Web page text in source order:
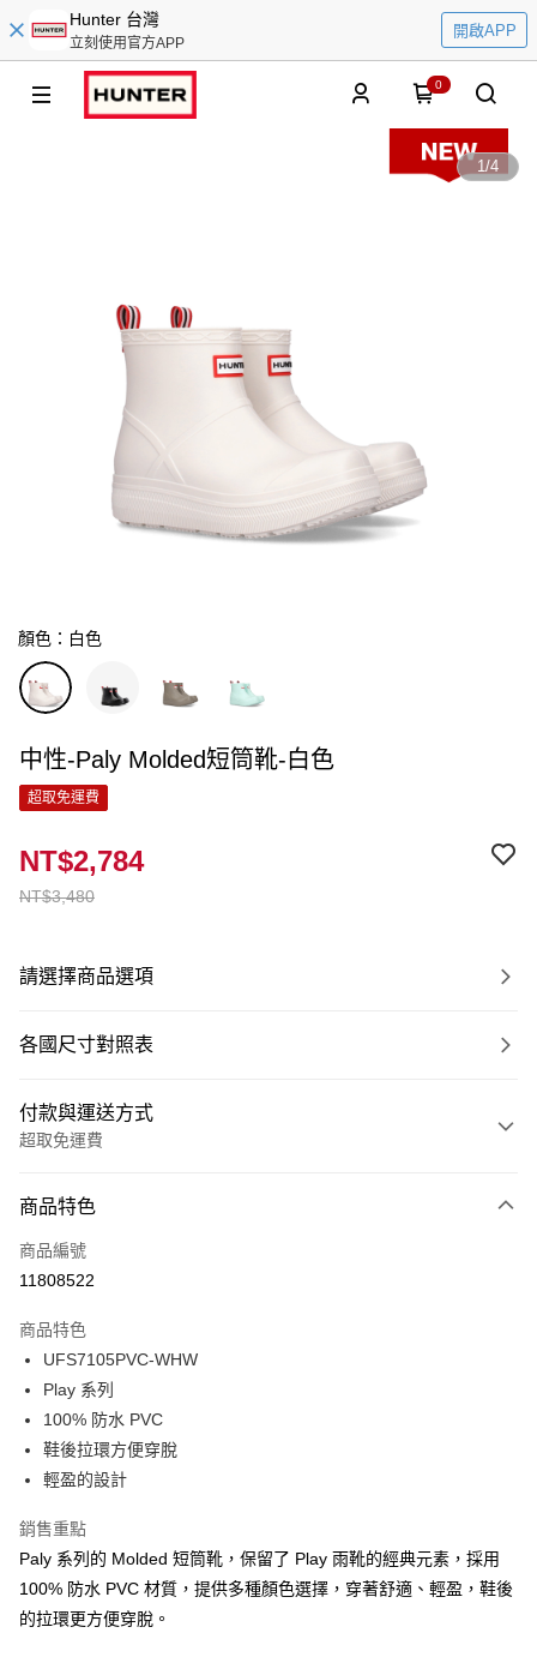
Hunter 台灣
立刻使用官方APP
開啟APP
0
1/4
顏色：白色
中性-Paly Molded短筒靴-白色
超取免運費
NT$3,480
NT$2,784
請選擇商品選項
各國尺寸對照表
付款與運送方式
超取免運費
信用卡一次付款
LINE Pay
Google Pay
貨到付款
運送方式
免運費
付款後萊爾富取貨
商品特色
商品編號
11808522
商品特色
UFS7105PVC-WHW
Play 系列
100% 防水 PVC
鞋後拉環方便穿脫
輕盈的設計
銷售重點
Paly 系列的 Molded 短筒靴，保留了 Play 雨靴的經典元素，採用
100% 防水 PVC 材質，提供多種顏色選擇，穿著舒適、輕盈，鞋後
的拉環更方便穿脫。